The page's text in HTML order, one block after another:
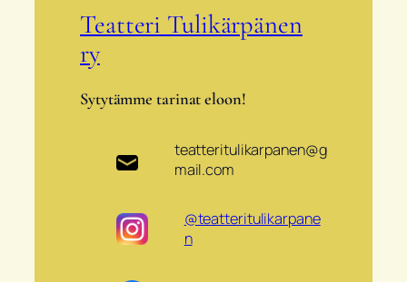
Teatteri Tulikärpänen
ry
Sytytämme tarinat eloon!
teatteritulikarpanen@g
mail.com
@teatteritulikarpane
n